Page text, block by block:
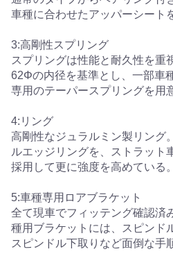
車種に合わせたアッパーシート
3:高剛性スプリング
スプリングは性能と耐久性を重
62Φの内径を基準とし、一部車
専用のテーパースプリングを用
4:リング
高剛性なジュラルミン製リング
ルエッジリングを、ストラット
採用して更に強度を高めている。
5:車種専用ロアブラケット
全て現車でフィッテング確認済
種用ブラケットには、スピンド
スピンドル下取りなど面倒な手